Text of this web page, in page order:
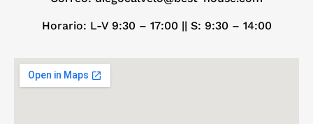
Horario: L-V 9:30 – 17:00 || S: 9:30 – 14:00